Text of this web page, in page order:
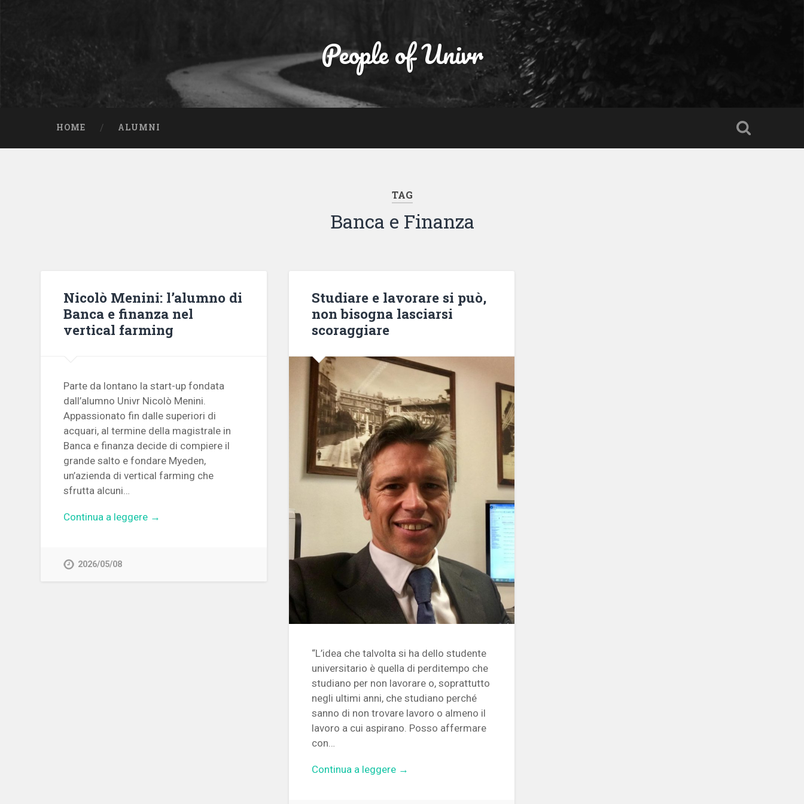
People of Univr
HOME ALUMNI
TAG
Banca e Finanza
Nicolò Menini: l’alumno di
Banca e finanza nel
vertical farming
Parte da lontano la start-up fondata
dall’alumno Univr Nicolò Menini.
Appassionato fin dalle superiori di
acquari, al termine della magistrale in
Banca e finanza decide di compiere il
grande salto e fondare Myeden,
un’azienda di vertical farming che
sfrutta alcuni…
Continua a leggere →
2026/05/08
Studiare e lavorare si può,
non bisogna lasciarsi
scoraggiare
“L’idea che talvolta si ha dello studente
universitario è quella di perditempo che
studiano per non lavorare o, soprattutto
negli ultimi anni, che studiano perché
sanno di non trovare lavoro o almeno il
lavoro a cui aspirano. Posso affermare
con…
Continua a leggere →